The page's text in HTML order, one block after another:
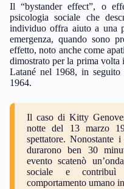
Il “bystander effect”, o
psicologia sociale che
individuo offra aiuto a una
emergenza, quando sono
effetto, noto anche come
dimostrato per la prima
Latané nel 1968, in
1964.
Il caso di Kitty
notte del 13 marzo
spettatore.
durarono ben 30
evento scatenò
sociale e contribuì
comportamento umano